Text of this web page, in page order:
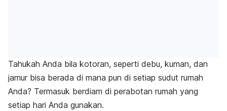
Tahukah Anda bila kotoran, seperti debu, kuman, dan
jamur bisa berada di mana pun di setiap sudut rumah
Anda? Termasuk berdiam di perabotan rumah yang
setiap hari Anda gunakan.